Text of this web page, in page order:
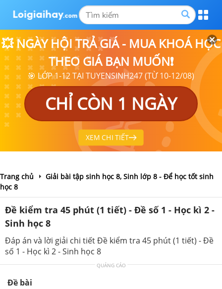
💥 NGÀY HỘI TRẢ GIÁ - MUA KHOÁ HỌC
THEO GIÁ BẠN MUỐN❗
🎯 LỚP 1-12 TẠI TUYENSINH247 (TỪ 10-12/08)
CHỈ CÒN 1 NGÀY
XEM CHI TIẾT
Trang chủ
Giải bài tập sinh học 8, Sinh lớp 8 - Để học tốt sinh
học 8
Đề kiểm tra 45 phút (1 tiết) - Đề số 1 - Học kì 2 -
Sinh học 8
Đáp án và lời giải chi tiết Đề kiểm tra 45 phút (1 tiết) - Đề
số 1 - Học kì 2 - Sinh học 8
QUẢNG CÁO
Đề bài